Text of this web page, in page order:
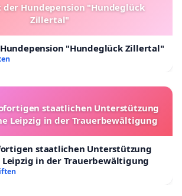
der Hundepension "Hundeglück
Zillertal"
"Hundeglück Zillertal"
staatlichen Unterstützung
Leipzig in der Trauerbewältigung
staatlichen Unterstützung
in der Trauerbewältigung